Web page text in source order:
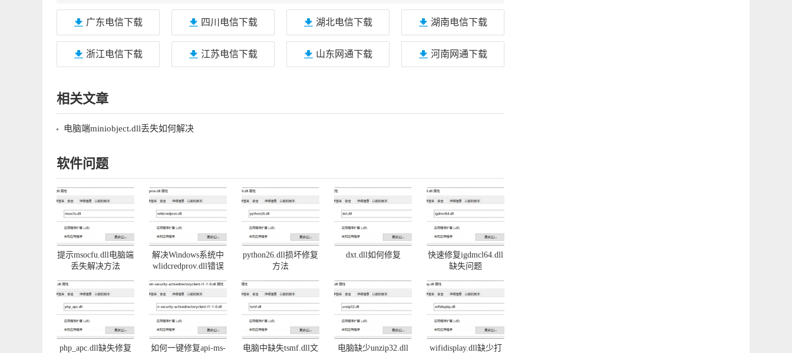
广东电信下载 四川电信下载 湖北电信下载 湖南电信下载
浙江电信下载 江苏电信下载 山东网通下载 河南网通下载
相关文章
电脑端miniobject.dll丢失如何解决
软件问题
提示msocfu.dll电脑端
丢失解决方法
解决Windows系统中
wlidcredprov.dll错误
python26.dll损坏修复
方法
dxt.dll如何修复
快速修复igdmcl64.dll
缺失问题
php_apc.dll缺失修复
如何一键修复api-ms-
电脑中缺失tsmf.dll文
电脑缺少unzip32.dll
wifidisplay.dll缺少打